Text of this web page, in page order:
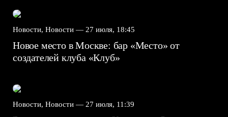
Новости, Новости — 27 июля, 18:45
Новое место в Москве: бар «Место» от
создателей клуба «Клуб»
Новости, Новости — 27 июля, 11:39